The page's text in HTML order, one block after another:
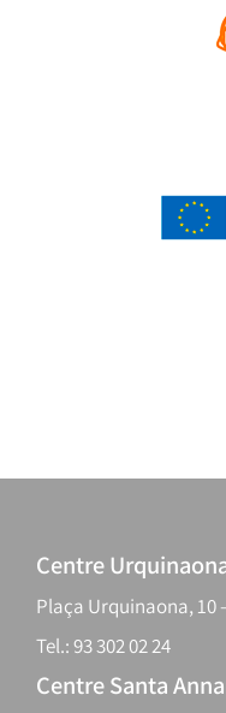
Centre
Plaça Urquinaona, 10
Tel.: 93 302 02 24
Centre Santa Anna